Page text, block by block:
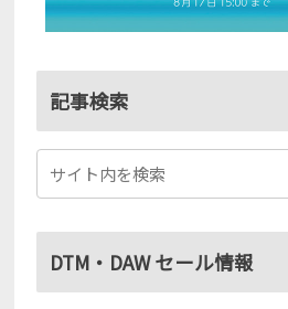
記事検索
DTM・DAW セール情報